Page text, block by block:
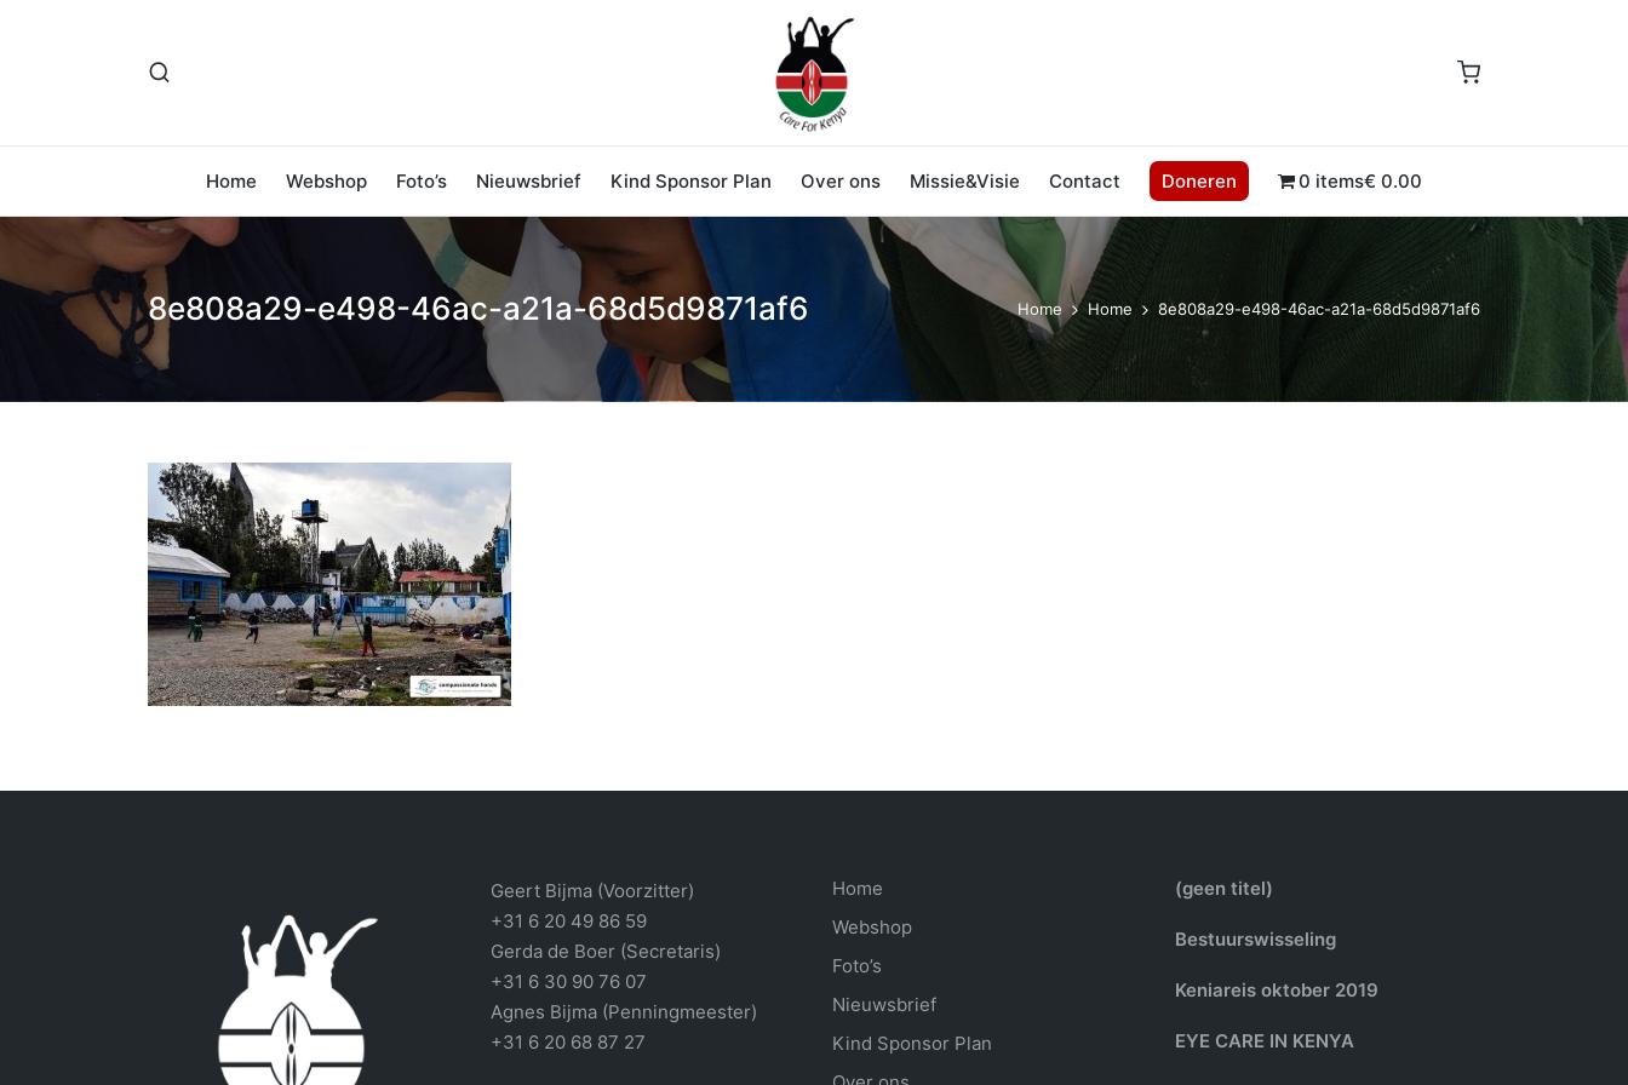
Home Webshop Foto’s Nieuwsbrief Kind Sponsor Plan Over ons Missie&Visie Contact Doneren 0 items€ 0.00
8e808a29-e498-46ac-a21a-68d5d9871af6 Home Home 8e808a29-e498-46ac-a21a-68d5d9871af6
Geert Bijma (Voorzitter)
+31 6 20 49 86 59
Gerda de Boer (Secretaris)
+31 6 30 90 76 07
Agnes Bijma (Penningmeester)
+31 6 20 68 87 27
Home
Webshop
Foto’s
Nieuwsbrief
Kind Sponsor Plan
(geen titel)
Bestuurswisseling
Keniareis oktober 2019
EYE CARE IN KENYA